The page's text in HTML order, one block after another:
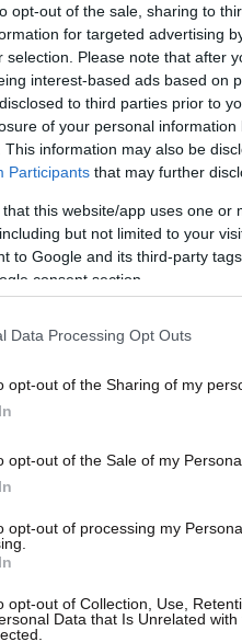
opt-out of the sale, sharing to
for targeted advertising
selection. Please note that after
interest-based ads based on
to third parties prior to
of your personal
This information may also be
Participants that may further
that this website/app uses one
but not limited to your
to Google and its third-party
consent section.
Data Processing Opt Outs
opt-out of the Sharing of my
opt-out of the Sale of my
opt-out of processing my
opt-out of Collection, Use,
Data that Is Unrelated
1 φλιτζάνι του
10 σταγόνες
φούρνο
και στη συνέχεια
ανακινήστε καλά το
και την μπανιέρα σας,
(δεν πρέπει να το